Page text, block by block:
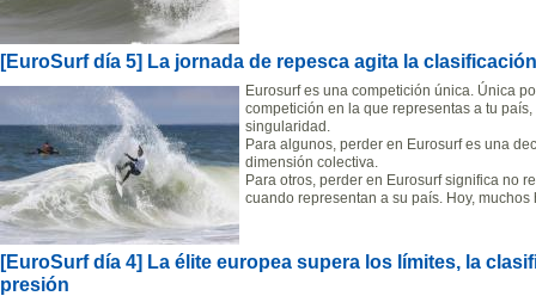
[EuroSurf día 5] La jornada de repesca agita la
Eurosurf es una competición única. Única
competición en la que representas a tu
singularidad.
Para algunos, perder en Eurosurf es una
dimensión colectiva.
Para otros, perder en Eurosurf significa no
cuando representan a su país. Hoy,
[EuroSurf día 4] La élite europea supera los límites, la
presión